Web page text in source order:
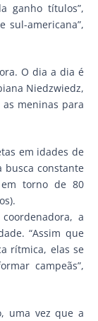
ganho títulos”,
sul-americana”,
O dia a dia é
Niedzwiedz,
as meninas para
em idades de
busca constante
torno de 80
a
“Assim que
rítmica, elas se
campeãs”,
uma vez que a